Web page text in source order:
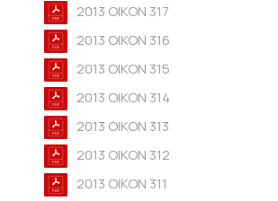
2013 OIKON 317
2013 OIKON 316
2013 OIKON 315
2013 OIKON 314
2013 OIKON 313
2013 OIKON 312
2013 OIKON 311